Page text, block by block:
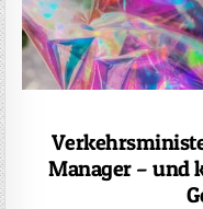
Manager – und